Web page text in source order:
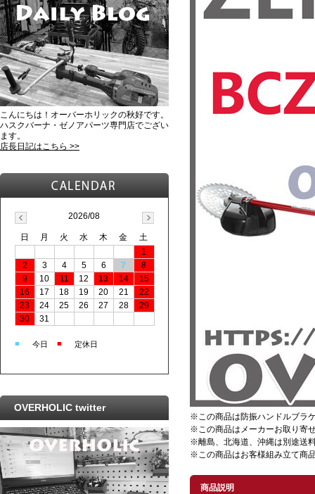
※この商品は防振ハンドルブラ
※この商品はメーカーお取り寄
※離島、北海道、沖縄は別途送
※この商品はお客様組み立て商
商品説明
こんにちは！オーバーホリックの秋好です。
ハスクバーナ・ゼノアパーツ専門店でござい
ます。
店長日記はこちら >>
2026/08
日 月 火 水 木 金
土
1
2
3 4 5 6 7
8
9
10 11 12 13 14
15
16
17 18 19 20 21
22
23
24 25 26 27 28
29
30
31
■ 今日 ■ 定休日
OVERHOLIC twitter